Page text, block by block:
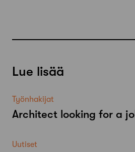
Lue lisää
Työnhakijat
Architect looking for a
Uutiset